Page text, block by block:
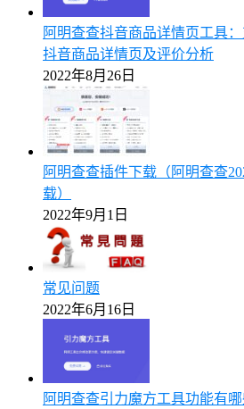
阿明查查抖音商品详情页工具
抖音商品详情页及评价分析
2022年8月26日
阿明查查插件下载（阿明查查
载）
2022年9月1日
常见问题
2022年6月16日
阿明查查引力魔方工具功能有哪